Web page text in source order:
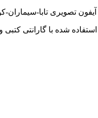
تصویری تابا-
شده با گارانتی